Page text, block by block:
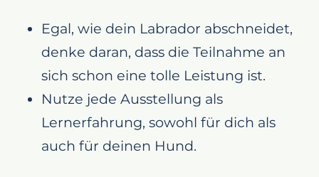
Egal, wie dein Labrador abschneidet,
denke daran, dass die Teilnahme an
sich schon eine tolle Leistung ist.
Nutze jede Ausstellung als
Lernerfahrung, sowohl für dich als
auch für deinen Hund.